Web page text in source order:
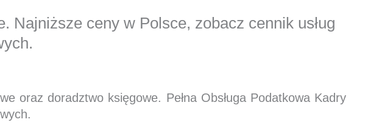
Najniższe ceny w Polsce, zobacz cennik usług
oraz doradztwo księgowe. Pełna Obsługa Podatkowa Kadry